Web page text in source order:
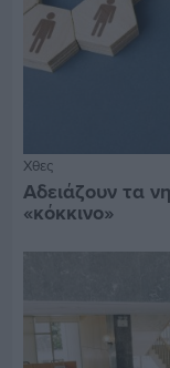
Χθες
Αδειάζουν τα
«κόκκινο»